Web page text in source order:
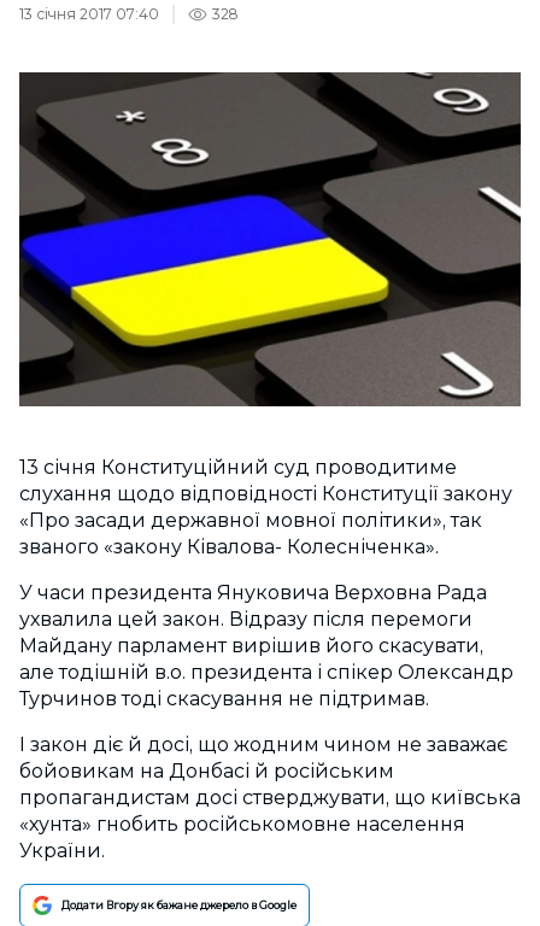
13 січня 2017 07:40
328
13 січня Конституційний суд проводитиме
слухання щодо відповідності Конституції закону
«Про засади державної мовної політики», так
званого «закону Ківалова- Колесніченка».
У часи президента Януковича Верховна Рада
ухвалила цей закон. Відразу після перемоги
Майдану парламент вирішив його скасувати,
але тодішній в.о. президента і спікер Олександр
Турчинов тоді скасування не підтримав.
І закон діє й досі, що жодним чином не заважає
бойовикам на Донбасі й російським
пропагандистам досі стверджувати, що київська
«хунта» гнобить російськомовне населення
України.
Додати Вгору як бажане джерело в Google